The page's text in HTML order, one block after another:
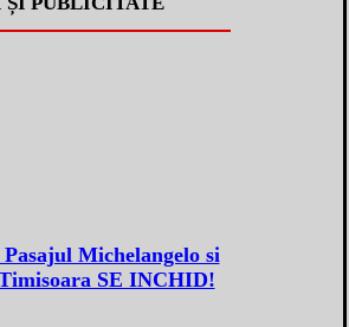
Michelangelo si
SE INCHID!